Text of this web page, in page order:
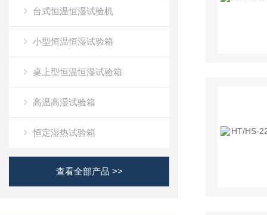
台式恒温恒湿试验机
小型恒温恒湿试验箱
桌上型恒温恒湿试验箱
高温高湿试验箱
恒定湿热试验箱
查看全部产品 >>